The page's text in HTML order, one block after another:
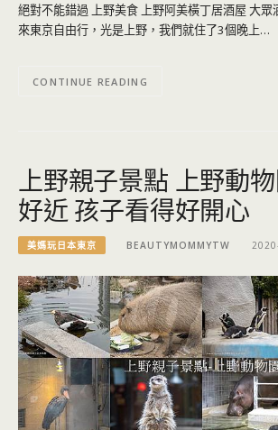
絕對不能錯過 上野美食 上野阿美橫丁居酒屋 大
來東京自由行，光是上野，我們就住了3個晚上…
CONTINUE READING
上野親子景點 上野動
好近 孩子看得好開心
美媽玩日本東京 BEAUTYMOMMYTW